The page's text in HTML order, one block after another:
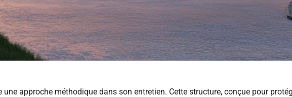
une approche méthodique dans son entretien. Cette structure, conçue pour